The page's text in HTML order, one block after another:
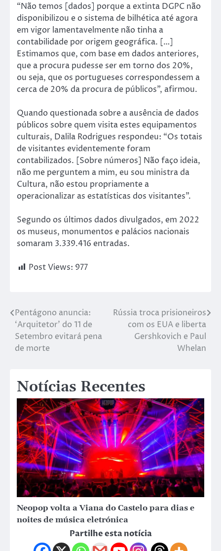
“Não temos [dados] porque a extinta DGPC não
disponibilizou e o sistema de bilhética até agora
em vigor lamentavelmente não tinha a
contabilidade por origem geográfica. […]
Estimamos que, com base em dados anteriores,
que a procura pudesse ser em torno dos 20%,
ou seja, que os portugueses correspondessem a
cerca de 20% da procura de públicos”, afirmou.
Quando questionada sobre a ausência de dados
públicos sobre quem visita estes equipamentos
culturais, Dalila Rodrigues respondeu: “Os totais
de visitantes evidentemente foram
contabilizados. [Sobre números] Não faço ideia,
não me perguntem a mim, eu sou ministra da
Cultura, não estou propriamente a
operacionalizar as estatísticas dos visitantes”.
Segundo os últimos dados divulgados, em 2022
os museus, monumentos e palácios nacionais
somaram 3.339.416 entradas.
Post Views: 977
Pentágono anuncia:
‘Arquitetor’ do 11 de
Setembro evitará pena
de morte
Rússia troca prisioneiros
com os EUA e liberta
Gershkovich e Paul
Whelan
Notícias Recentes
Neopop volta a Viana do Castelo para dias e
noites de música eletrónica
Partilhe esta notícia